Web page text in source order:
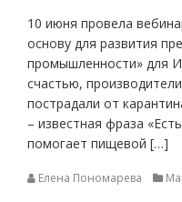
10 июня провела
основу для развития
промышленности» для
счастью,
пострадали от
– известная фраза
помогает пищевой […]
Елена Пономарева